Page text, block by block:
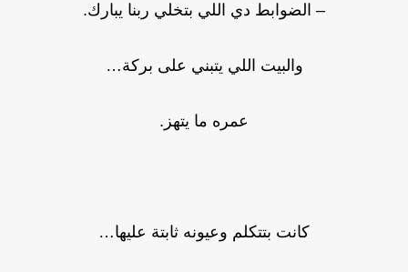
– الضوابط دي اللي بتخلي ربنا يبارك.
والبيت اللي يتبني على بركة…
عمره ما يتهز.
كانت بتتكلم وعيونه ثابتة عليها…